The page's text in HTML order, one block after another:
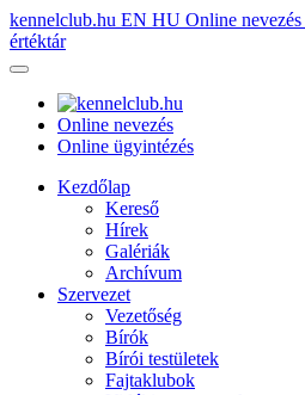
kennelclub.hu EN HU Online nevezés
értéktár
Online nevezés
Online ügyintézés
Kezdőlap
Kereső
Hírek
Galériák
Archívum
Szervezet
Vezetőség
Bírók
Bírói testületek
Fajtaklubok